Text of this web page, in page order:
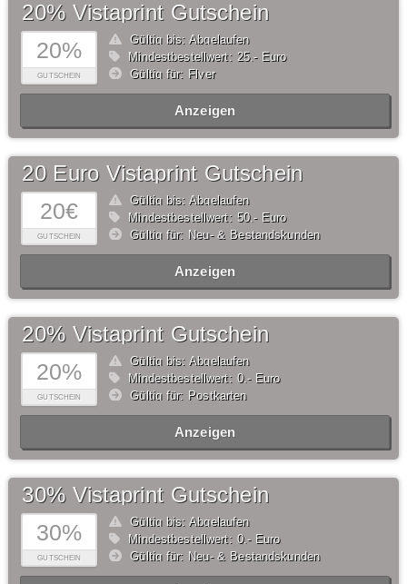
20%
GUTSCHEIN
20% Vistaprint Gutschein
Gültig bis: Abgelaufen
Mindestbestellwert: 25,- Euro
Gültig für: Flyer
Anzeigen
20€
GUTSCHEIN
20 Euro Vistaprint Gutschein
Gültig bis: Abgelaufen
Mindestbestellwert: 50,- Euro
Gültig für: Neu- & Bestandskunden
Anzeigen
20%
GUTSCHEIN
20% Vistaprint Gutschein
Gültig bis: Abgelaufen
Mindestbestellwert: 0,- Euro
Gültig für: Postkarten
Anzeigen
30%
GUTSCHEIN
30% Vistaprint Gutschein
Gültig bis: Abgelaufen
Mindestbestellwert: 0,- Euro
Gültig für: Neu- & Bestandskunden